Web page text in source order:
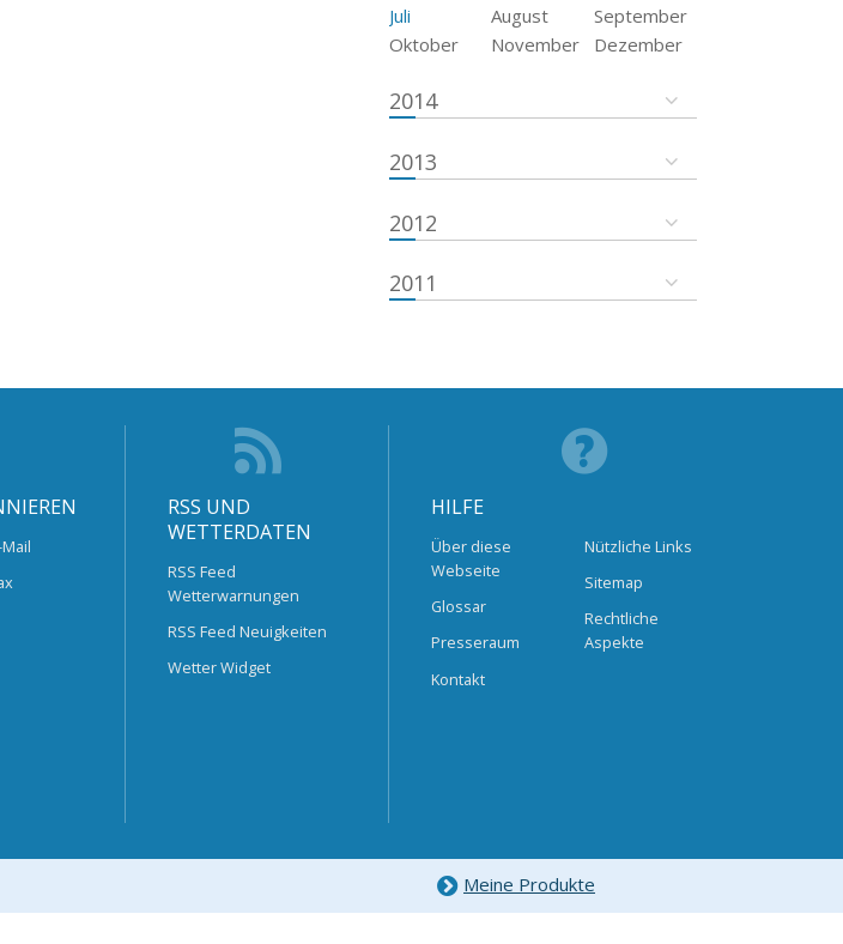
Juli
August
September
Oktober
November Dezember
2014
2013
2012
2011
RSS UND
WETTERDATEN
RSS Feed
Wetterwarnungen
RSS Feed Neuigkeiten
Wetter Widget
HILFE
Über diese
Webseite
Glossar
Presseraum
Kontakt
Nützliche Links
Sitemap
Rechtliche
Aspekte
Meine Produkte